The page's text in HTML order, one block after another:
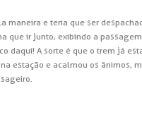
maneira e teria que ser
que ir junto, exibindo a
daqui! A sorte é que o trem já
estação e acalmou os ânimos,